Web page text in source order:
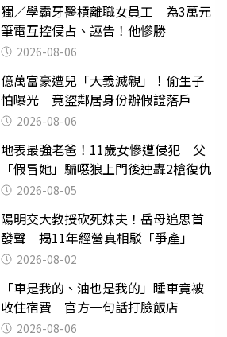
獨／學霸牙醫槓離職女員工 為3萬元
筆電互控侵占、誣告！他慘勝
2026-08-06
億萬富豪遭兒「大義滅親」！偷生子
怕曝光 竟盜鄰居身份辦假證落戶
2026-08-06
地表最強老爸！11歲女慘遭侵犯 父
「假冒她」騙噁狼上門後連轟2槍復仇
2026-08-05
陽明交大教授砍死妹夫！岳母追思首
發聲 揭11年經營真相駁「爭產」
2026-08-02
「車是我的、油也是我的」睡車竟被
收住宿費 官方一句話打臉飯店
2026-08-06